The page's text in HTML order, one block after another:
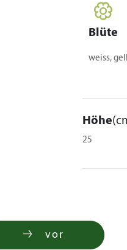
Blüte
weiss,
Höhe
25
vor